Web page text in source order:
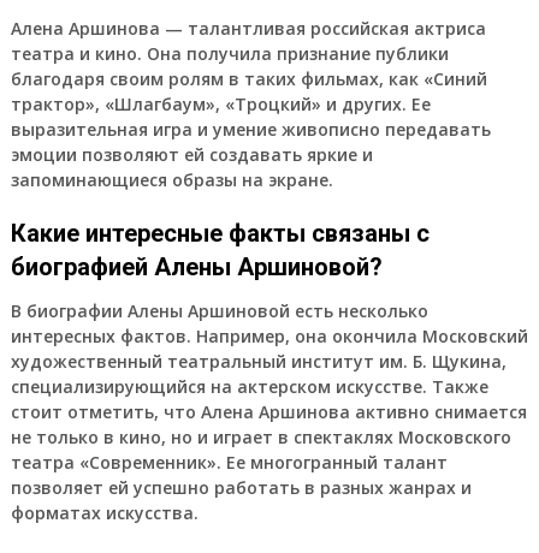
Алена Аршинова — талантливая российская актриса
театра и кино. Она получила признание публики
благодаря своим ролям в таких фильмах, как «Синий
трактор», «Шлагбаум», «Троцкий» и других. Ее
выразительная игра и умение живописно передавать
эмоции позволяют ей создавать яркие и
запоминающиеся образы на экране.
Какие интересные факты связаны с
биографией Алены Аршиновой?
В биографии Алены Аршиновой есть несколько
интересных фактов. Например, она окончила Московский
художественный театральный институт им. Б. Щукина,
специализирующийся на актерском искусстве. Также
стоит отметить, что Алена Аршинова активно снимается
не только в кино, но и играет в спектаклях Московского
театра «Современник». Ее многогранный талант
позволяет ей успешно работать в разных жанрах и
форматах искусства.